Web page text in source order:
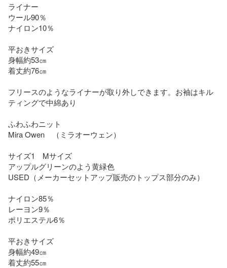
ライナー
ウール90％
ナイロン10％
平おきサイズ
身幅約53㎝
着丈約76㎝
フリースのようなライナーが取り外しできます。お袖はキル
ティングで中綿あり
ふわふわニット
Mira Owen　（ミラオーウェン）
サイズ1　Mサイズ
アップルグリーンのよう黄緑色
USED（メーカーセットアップ販売のトップス部分のみ）
ナイロン85％
レーヨン9％
ポリエステル6％
平おきサイズ
身幅約49㎝
着丈約55㎝